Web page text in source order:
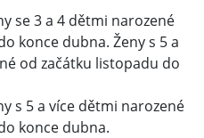
se 3 a 4 dětmi narozené
konce dubna. Ženy s 5 a
od začátku listopadu do
s 5 a více dětmi narozené
konce dubna.